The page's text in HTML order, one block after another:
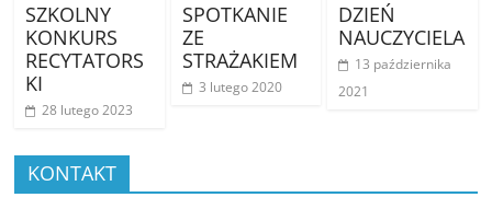
SZKOLNY
KONKURS
RECYTATORS
KI
28 lutego 2023
SPOTKANIE
ZE
STRAŻAKIEM
3 lutego 2020
DZIEŃ
NAUCZYCIELA
13 października
2021
KONTAKT